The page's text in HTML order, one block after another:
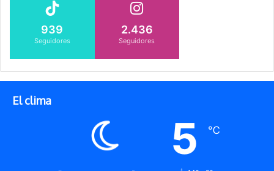
939
Seguidores
2.436
Seguidores
El clima
5 ℃